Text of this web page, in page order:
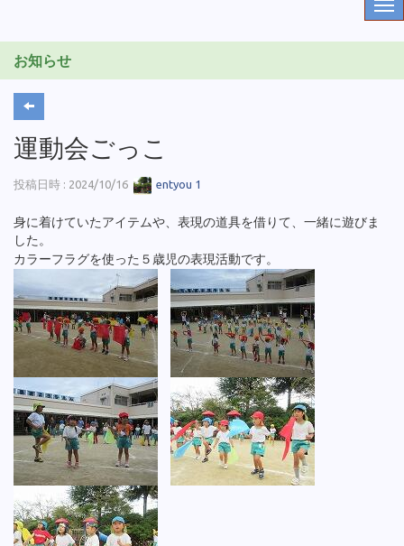
お知らせ
運動会ごっこ
投稿日時 : 2024/10/16 entyou 1
身に着けていたアイテムや、表現の道具を借りて、一緒に遊びま
した。
カラーフラグを使った５歳児の表現活動です。